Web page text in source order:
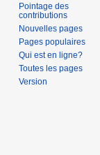
Pointage des
contributions
Nouvelles pages
Pages populaires
Qui est en ligne?
Toutes les pages
Version